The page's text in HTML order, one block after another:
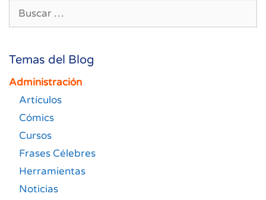
Temas del Blog
Administración
Artículos
Cómics
Cursos
Frases Célebres
Herramientas
Noticias